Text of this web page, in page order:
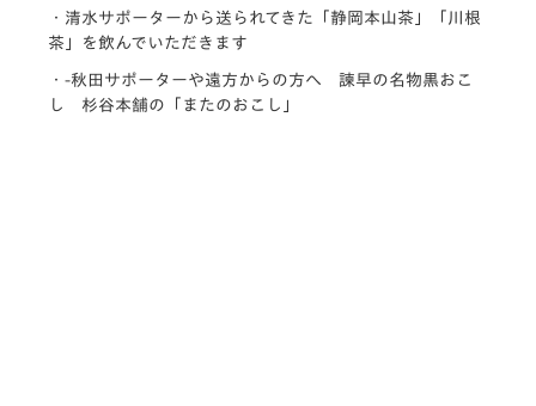
・清水サポーターから送られてきた「静岡本山茶」「川根
茶」を飲んでいただきます
・-秋田サポーターや遠方からの方へ 諫早の名物黒おこ
し 杉谷本舗の「またのおこし」